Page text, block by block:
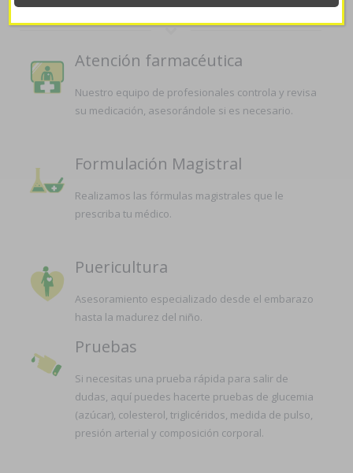
Atención farmacéutica
Nuestro equipo de profesionales controla y revisa
su medicación, asesorándole si es necesario.
Formulación Magistral
Realizamos las fórmulas magistrales que le
prescriba tu médico.
Puericultura
Asesoramiento especializado desde el embarazo
hasta la madurez del niño.
Pruebas
Si necesitas una prueba rápida para salir de
dudas, aquí puedes hacerte pruebas de glucemia
(azúcar), colesterol, triglicéridos, medida de pulso,
presión arterial y composición corporal.